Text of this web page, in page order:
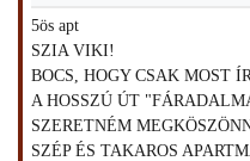
5ös apt
SZIA VIKI!
BOCS, HOGY CSAK MOST
A HOSSZÚ ÚT
SZERETNÉM
SZÉP ÉS TAKAROS